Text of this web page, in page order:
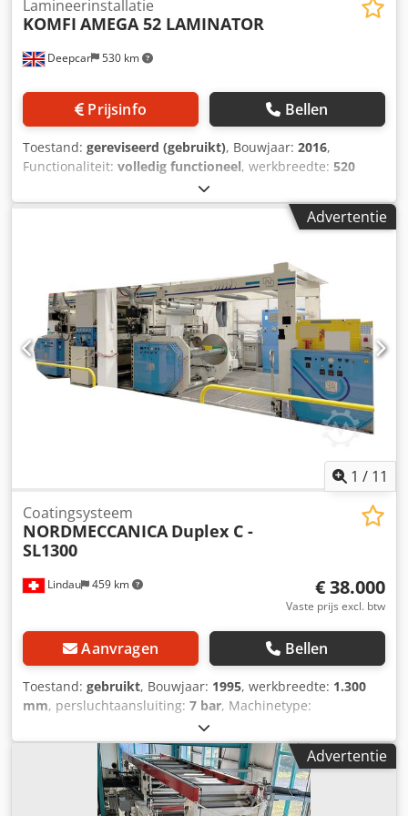
Deepcar 530 km
Lamineerinstallatie
KOMFI AMEGA 52 LAMINATOR
Prijsinfo Bellen
Toestand: gereviseerd (gebruikt), Bouwjaar: 2016,
Functionaliteit: volledig functioneel, werkbreedte: 520
6 bar
Airconditioning, totaalgewicht:500 kg, KOMFI AMIGA 52
commerciële printlaminator. Csdpfsx Ry H Esx Aprjrf
velformaat: B2. Voorzien van digitale metallic
folietoepassing. Diep stapel vacuüm aanvoer met Becker
pomp. Automatische velscheiding en uitvoer naar de
opvanglade. Stroomvoorziening: 400V 50Hz 3 fasen.
Advertentie
1 / 11
Lindau 459 km
Coatingsysteem
NORDMECCANICA Duplex C -
SL1300
€ 38.000
Vaste prijs excl. btw
Aanvragen Bellen
Toestand: gebruikt, Bouwjaar: 1995, werkbreedte: 1.300
mm, persluchtaansluiting: 7 bar, Machinetype:
Coatinginstallatie voor het coaten, lakken en lamineren van
rol-naar-rol met oplosmiddelvrije lijmen. Fabrikant:
NORDMECCANICA Type: Duplex Compact Model: Duplex C
- SL1300 Bouwjaar: 1995 Baanbreedte: 650 tot 1.310 mm
Lamineerbreedte: Tot 1.300 mm Snelheid: Mechanisch tot
Advertentie